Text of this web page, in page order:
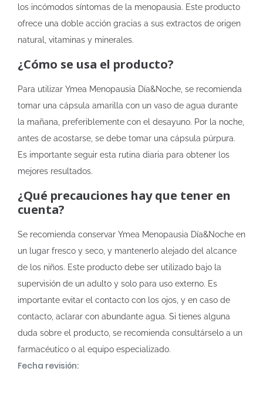
los incómodos síntomas de la menopausia. Este producto
ofrece una doble acción gracias a sus extractos de origen
natural, vitaminas y minerales.
¿Cómo se usa el producto?
Para utilizar Ymea Menopausia Día&Noche, se recomienda
tomar una cápsula amarilla con un vaso de agua durante
la mañana, preferiblemente con el desayuno. Por la noche,
antes de acostarse, se debe tomar una cápsula púrpura.
Es importante seguir esta rutina diaria para obtener los
mejores resultados.
¿Qué precauciones hay que tener en
cuenta?
Se recomienda conservar Ymea Menopausia Día&Noche en
un lugar fresco y seco, y mantenerlo alejado del alcance
de los niños. Este producto debe ser utilizado bajo la
supervisión de un adulto y solo para uso externo. Es
importante evitar el contacto con los ojos, y en caso de
contacto, aclarar con abundante agua. Si tienes alguna
duda sobre el producto, se recomienda consultárselo a un
farmacéutico o al equipo especializado.
Fecha revisión: